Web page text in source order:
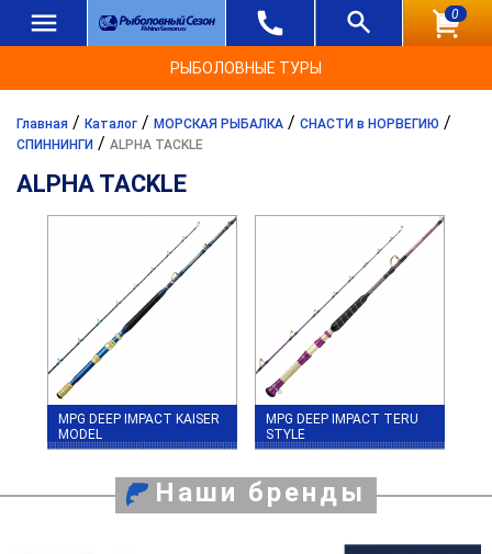
0
РЫБОЛОВНЫЕ ТУРЫ
Главная / Каталог / МОРСКАЯ РЫБАЛКА / СНАСТИ в НОРВЕГИЮ /
СПИННИНГИ / ALPHA TACKLE
ALPHA TACKLE
MPG DEEP IMPACT KAISER
MODEL
MPG DEEP IMPACT TERU
STYLE
Наши бренды